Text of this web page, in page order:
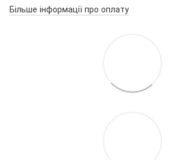
Більше інформації про оплату